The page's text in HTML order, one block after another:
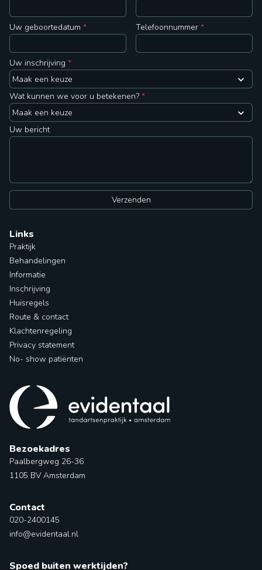
Bezoekadres
Paalbergweg 26-36
1105 BV Amsterdam
Contact
020-2400145
info@evidentaal.nl
Spoed buiten werktijden?
Links
Praktijk
Behandelingen
Informatie
Inschrijving
Huisregels
Route & contact
Klachtenregeling
Privacy statement
No- show patiënten
Uw geboortedatum * Telefoonnummer *
Uw inschrijving *
Wat kunnen we voor u betekenen? *
Uw bericht
Verzenden